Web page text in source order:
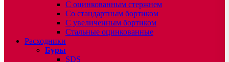
С оцинкованным стержнем
Со стандартным бортиком
С увеличенным бортиком
Стальные оцинкованные
Расходники
Буры
SDS